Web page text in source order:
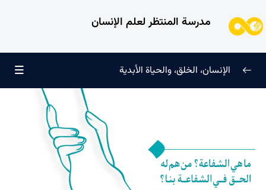
مدرسة المنتظر لعلم الإنسان
ما هو الوجود؟ وما علاقتنا بالله؟ وكيف تُعرَّف أنواع الوجود؟
ما هو الله؟ وما الفرق بين تصوّراتنا عن الله والله الحقيقي؟
ما هو المخلوق الأول، وما هي صفات المثل الأعلى؟
الإنسان، الخلق، والحياة الأبدية